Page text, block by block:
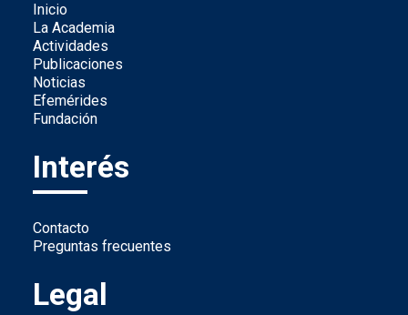
Inicio
La Academia
Actividades
Publicaciones
Noticias
Efemérides
Fundación
Interés
Contacto
Preguntas frecuentes
Legal